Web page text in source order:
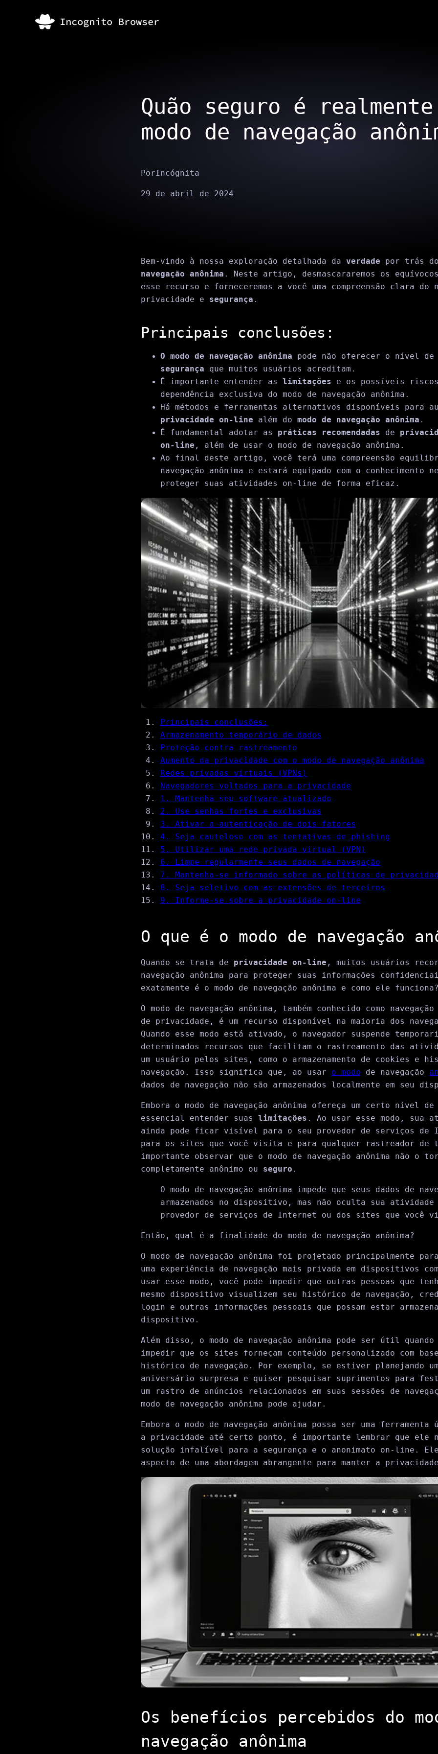
Quão seguro é
modo de navegação
PorIncógnita
29 de abril de 2024
Bem-vindo à nossa exploração detalhada da verdade por trás
navegação anônima . Neste artigo, desmascararemos os
esse recurso e forneceremos a você uma compreensão clara
privacidade e segurança .
Principais conclusões:
O modo de navegação anônima pode não oferecer o nível de
segurança que muitos usuários acreditam.
É importante entender as limitações e os possíveis
dependência exclusiva do modo de navegação anônima.
Há métodos e ferramentas alternativos disponíveis para
privacidade on-line além do modo de navegação anônima .
É fundamental adotar as práticas recomendadas de
on-line , além de usar o modo de navegação anônima.
Ao final deste artigo, você terá uma compreensão
navegação anônima e estará equipado com o conhecimento
proteger suas atividades on-line de forma eficaz.
Principais conclusões:
Armazenamento temporário de dados
Proteção contra rastreamento
Aumento da privacidade com o modo de navegação anônima
Redes privadas virtuais (VPNs)
Navegadores voltados para a privacidade
1. Mantenha seu software atualizado
2. Use senhas fortes e exclusivas
3. Ativar a autenticação de dois fatores
4. Seja cauteloso com as tentativas de phishing
5. Utilizar uma rede privada virtual (VPN)
6. Limpe regularmente seus dados de navegação
7. Mantenha-se informado sobre as políticas de
8. Seja seletivo com as extensões de terceiros
9. Informe-se sobre a privacidade on-line
O que é o modo de navegação
Quando se trata de privacidade on-line , muitos usuários
navegação anônima para proteger suas informações
exatamente é o modo de navegação anônima e como ele
O modo de navegação anônima, também conhecido como
de privacidade, é um recurso disponível na maioria dos
Quando esse modo está ativado, o navegador suspende
determinados recursos que facilitam o rastreamento das
um usuário pelos sites, como o armazenamento de cookies e
navegação. Isso significa que, ao usar o modo de navegação
dados de navegação não são armazenados localmente em seu
Embora o modo de navegação anônima ofereça um certo nível
essencial entender suas limitações . Ao usar esse modo, sua
ainda pode ficar visível para o seu provedor de serviços de
para os sites que você visita e para qualquer rastreador de
importante observar que o modo de navegação anônima não o
completamente anônimo ou seguro .
O modo de navegação anônima impede que seus dados de
armazenados no dispositivo, mas não oculta sua
provedor de serviços de Internet ou dos sites que você
Então, qual é a finalidade do modo de navegação anônima?
O modo de navegação anônima foi projetado principalmente
uma experiência de navegação mais privada em dispositivos
usar esse modo, você pode impedir que outras pessoas que
mesmo dispositivo visualizem seu histórico de navegação,
login e outras informações pessoais que possam estar
dispositivo.
Além disso, o modo de navegação anônima pode ser útil
impedir que os sites forneçam conteúdo personalizado com
histórico de navegação. Por exemplo, se estiver planejando
aniversário surpresa e quiser pesquisar suprimentos para
um rastro de anúncios relacionados em suas sessões de
modo de navegação anônima pode ajudar.
Embora o modo de navegação anônima possa ser uma
a privacidade até certo ponto, é importante lembrar que ele
solução infalível para a segurança e o anonimato on-line. Ele
aspecto de uma abordagem abrangente para manter a
Os benefícios percebidos do
navegação anônima